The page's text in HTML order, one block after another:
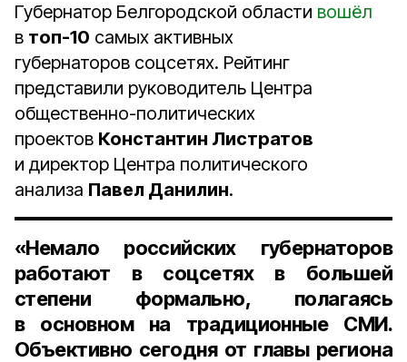
Губернатор Белгородской области вошёл
в топ-10 самых активных
губернаторов соцсетях. Рейтинг
представили руководитель Центра
общественно-политических
проектов Константин Листратов
и директор Центра политического
анализа Павел Данилин.
«Немало российских губернаторов
работают в соцсетях в большей
степени формально, полагаясь
в основном на традиционные СМИ.
Объективно сегодня от главы региона